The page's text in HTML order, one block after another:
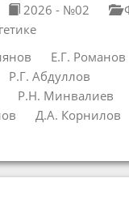
2026 - №02
Е.Г. Романов
Р.Г. Абдуллов
Р.Н. Минвалиев
Д.А. Корнилов